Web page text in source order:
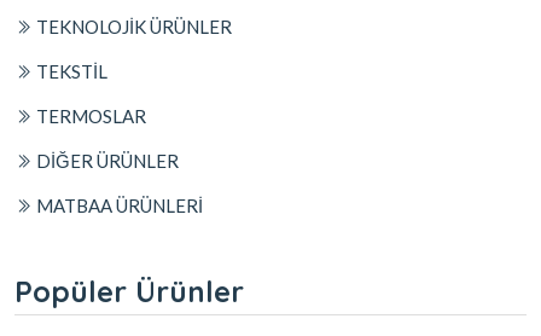
TEKNOLOJİK ÜRÜNLER
TEKSTİL
TERMOSLAR
DİĞER ÜRÜNLER
MATBAA ÜRÜNLERİ
Popüler Ürünler